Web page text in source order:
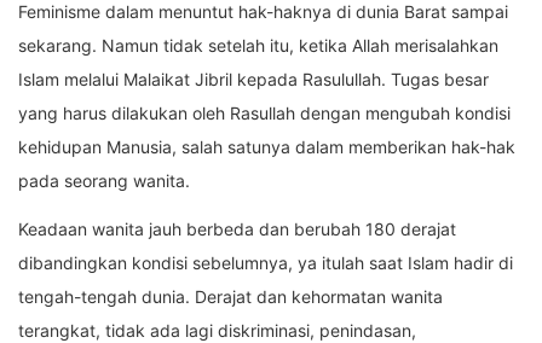
Feminisme dalam menuntut hak-haknya di dunia Barat sampai
sekarang. Namun tidak setelah itu, ketika Allah merisalahkan
Islam melalui Malaikat Jibril kepada Rasulullah. Tugas besar
yang harus dilakukan oleh Rasullah dengan mengubah kondisi
kehidupan Manusia, salah satunya dalam memberikan hak-hak
pada seorang wanita.
Keadaan wanita jauh berbeda dan berubah 180 derajat
dibandingkan kondisi sebelumnya, ya itulah saat Islam hadir di
tengah-tengah dunia. Derajat dan kehormatan wanita
terangkat, tidak ada lagi diskriminasi, penindasan,